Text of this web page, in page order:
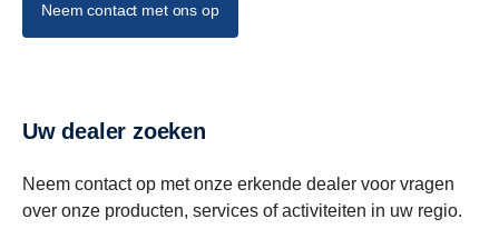
Neem contact met ons op
Uw dealer zoeken
Neem contact op met onze erkende dealer voor vragen
over onze producten, services of activiteiten in uw regio.